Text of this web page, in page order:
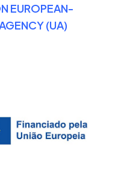
EUROPEAN-
(UA)